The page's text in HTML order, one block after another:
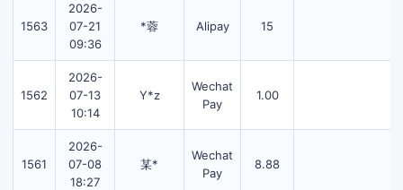
1563
2026-
07-21
09:36
*蓉 Alipay 15
1562
2026-
07-13
10:14
Y*z
Wechat
Pay
1.00
1561
2026-
07-08
18:27
某*
Wechat
Pay
8.88